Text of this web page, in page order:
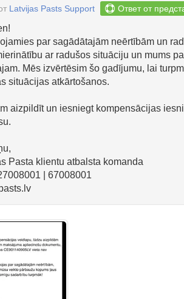
Latvijas Pasts Support Ответ от
par sagādātajām neērtībām un
ar radušos situāciju un mums
Mēs izvērtēsim šo gadījumu, lai
situācijas atkārtošanos.
aizpildīt un iesniegt kompensācijas
Pasta klientu atbalsta komanda
| 67008001